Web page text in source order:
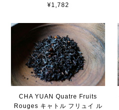
¥1,782
CHA YUAN Quatre Fruits
Rouges キャトル フリュイ ル